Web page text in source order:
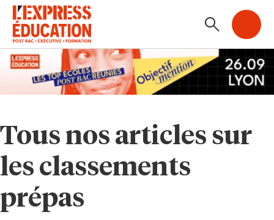
Tous nos articles sur
les classements
prépas